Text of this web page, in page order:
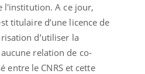
l'institution. A ce jour,
titulaire d’une licence de
d’utiliser la
relation de co-
entre le CNRS et cette